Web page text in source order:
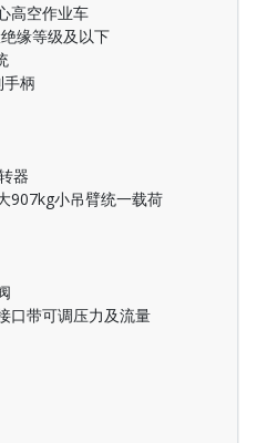
高空作业车
缘等级及以下
柄
器
907kg小吊臂统一载荷
口带可调压力及流量